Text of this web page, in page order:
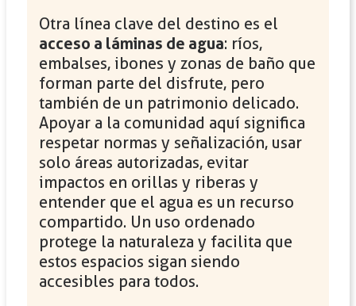
Otra línea clave del destino es el
acceso a láminas de agua: ríos,
embalses, ibones y zonas de baño que
forman parte del disfrute, pero
también de un patrimonio delicado.
Apoyar a la comunidad aquí significa
respetar normas y señalización, usar
solo áreas autorizadas, evitar
impactos en orillas y riberas y
entender que el agua es un recurso
compartido. Un uso ordenado
protege la naturaleza y facilita que
estos espacios sigan siendo
accesibles para todos.